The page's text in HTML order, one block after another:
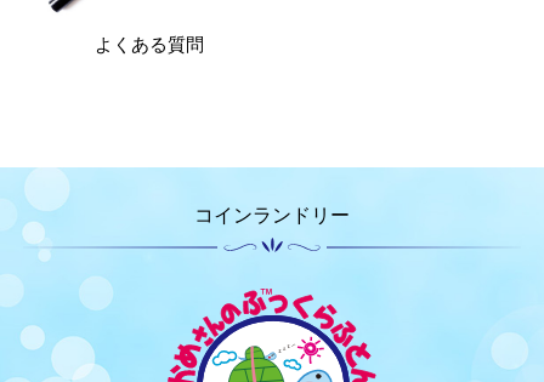
よくある質問
コインランドリー